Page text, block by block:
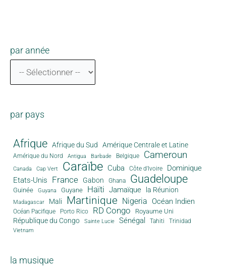
par année
par pays
Afrique Afrique du Sud Amérique Centrale et Latine
Amérique du Nord Antigua Barbade Belgique Cameroun
Canada Cap Vert Caraïbe Cuba Côte d'Ivoire
Dominique
Etats-Unis
France Gabon Ghana Guadeloupe
Guinée Guyana Guyane Haïti Jamaïque la Réunion
Madagascar Mali Martinique Nigeria Océan Indien
Océan Pacifique Porto Rico RD Congo Royaume Uni
République du Congo Sainte Lucie Sénégal Tahiti Trinidad
Vietnam
la musique